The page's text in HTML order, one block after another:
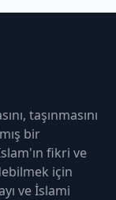
taşınmasını
bir
fikri ve
için
ve İslami